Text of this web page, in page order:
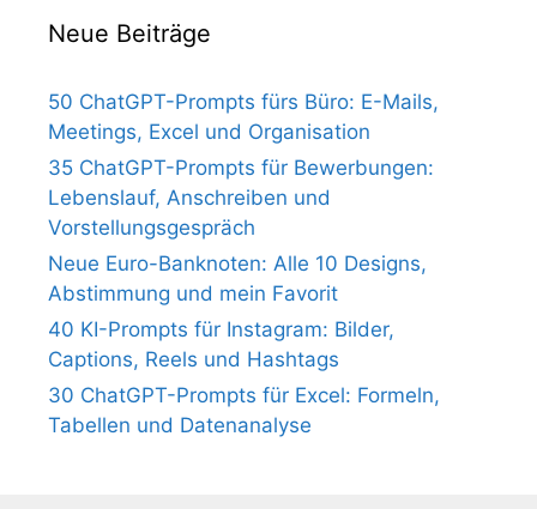
Neue Beiträge
50 ChatGPT-Prompts fürs Büro: E-Mails,
Meetings, Excel und Organisation
35 ChatGPT-Prompts für Bewerbungen:
Lebenslauf, Anschreiben und
Vorstellungsgespräch
Neue Euro-Banknoten: Alle 10 Designs,
Abstimmung und mein Favorit
40 KI-Prompts für Instagram: Bilder,
Captions, Reels und Hashtags
30 ChatGPT-Prompts für Excel: Formeln,
Tabellen und Datenanalyse